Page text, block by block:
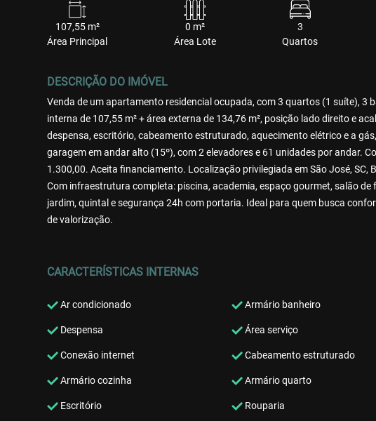
107,55 m²
Área Principal
0 m²
Área Lote
3
Quartos
DESCRIÇÃO DO IMÓVEL
Venda de um apartamento residencial ocupada, com 3 quartos (1 suíte), 3
interna de 107,55 m² + área externa de 134,76 m², posição lado direito e
despensa, escritório, cabeamento estruturado, aquecimento elétrico e a
garagem em andar alto (15º), com 2 elevadores e 61 unidades por andar.
1.300,00. Aceita financiamento. Localização privilegiada em São José, SC,
Com infraestrutura completa: piscina, academia, espaço gourmet, salão
jardim, quintal e segurança 24h com portaria. Ideal para quem busca
de valorização.
CARACTERÍSTICAS INTERNAS
Ar condicionado Armário banheiro
Despensa Área serviço
Conexão internet Cabeamento estruturado
Armário cozinha Armário quarto
Escritório Rouparia